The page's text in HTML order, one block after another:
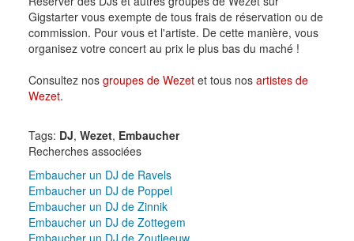
Gigstarter vous exempte de tous frais de réservation ou de
commission. Pour vous et l'artiste. De cette manière, vous
organisez votre concert au prix le plus bas du maché !
Consultez nos groupes de Wezetet tous nos artistes de
Wezet.
Tags: DJ, Wezet, Embaucher
Recherches associées
Embaucher un DJ de Ravels
Embaucher un DJ de Poppel
Embaucher un DJ de Zinnik
Embaucher un DJ de Zottegem
Embaucher un DJ de Zoutleeuw